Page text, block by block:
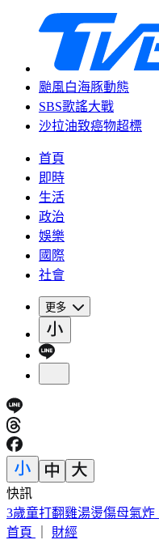
颱風白海豚動態
SBS歌謠大戰
沙拉油致癌物超標
首頁
即時
生活
政治
娛樂
國際
社會
更多
快訊
關公聖誕祈福眉角注意！
飆